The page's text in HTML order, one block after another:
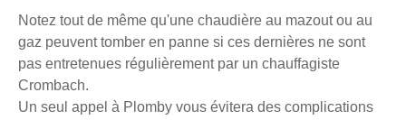
Notez tout de même qu'une chaudière au mazout ou au
gaz peuvent tomber en panne si ces dernières ne sont
pas entretenues régulièrement par un chauffagiste
Crombach.
Un seul appel à Plomby vous évitera des complications